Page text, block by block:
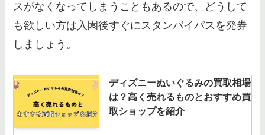
スがなくなってしまうこともあるので、どうして
も欲しい方は入園後すぐにスタンバイパスを発券
しましょう。
ディズニーぬいぐるみの買取相場
は？高く売れるものとおすすめ買
取ショップを紹介